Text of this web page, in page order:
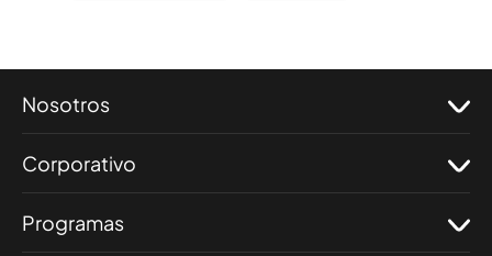
Nosotros
Corporativo
Programas